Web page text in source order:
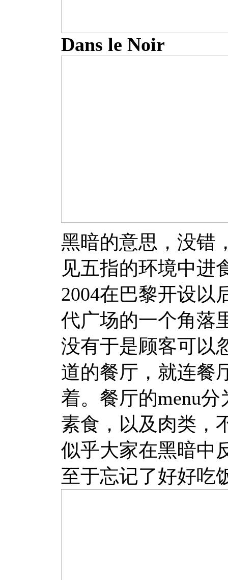
Dans le Noir
黑暗的意思，没错
见五指的环境中进
2004在巴黎开设以
代广场的一个角落
没有于是顾客可以
道的餐厅，就连餐
着。餐厅的menu
素食，以及肉类，
似乎大家在黑暗中
至于忘记了好好吃